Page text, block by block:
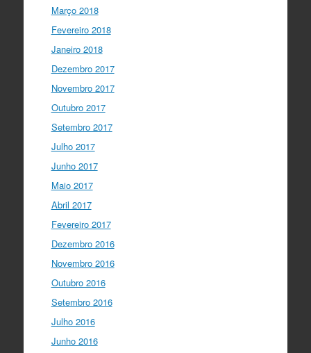
Março 2018
Fevereiro 2018
Janeiro 2018
Dezembro 2017
Novembro 2017
Outubro 2017
Setembro 2017
Julho 2017
Junho 2017
Maio 2017
Abril 2017
Fevereiro 2017
Dezembro 2016
Novembro 2016
Outubro 2016
Setembro 2016
Julho 2016
Junho 2016